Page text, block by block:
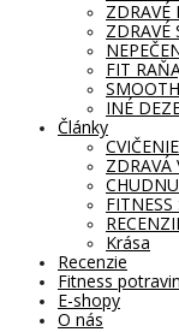
ZDRAVÉ
ZDRAVÉ
FIT
INÉ
Články
ZDRAVÁ
Krása
Recenzie
Fitness
E-shopy
O nás